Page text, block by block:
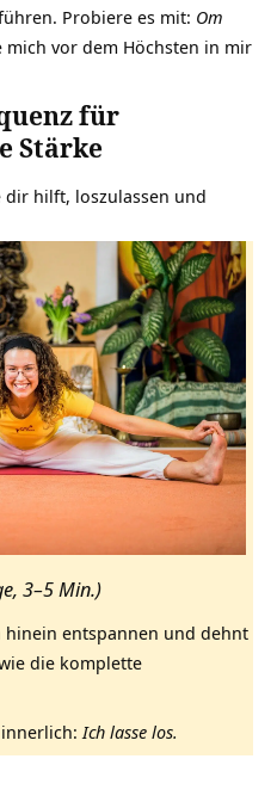
Probiere es mit: Om
mich vor dem Höchsten in mir
für
Stärke
dir hilft, loszulassen und
3–5 Min.)
hinein entspannen und dehnt
die komplette
Ich lasse los.